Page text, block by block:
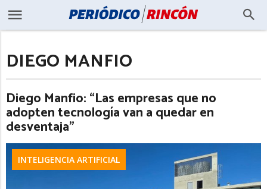
DIEGO MANFIO
Diego Manfio: “Las empresas que no
adopten tecnología van a quedar en
desventaja”
INTELIGENCIA ARTIFICIAL